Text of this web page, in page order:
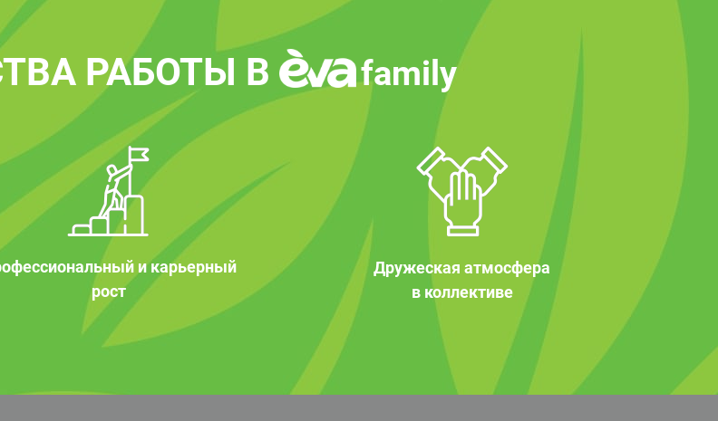
РАБОТЫ В family
и карьерный
рост
Дружеская атмосфера
в коллективе